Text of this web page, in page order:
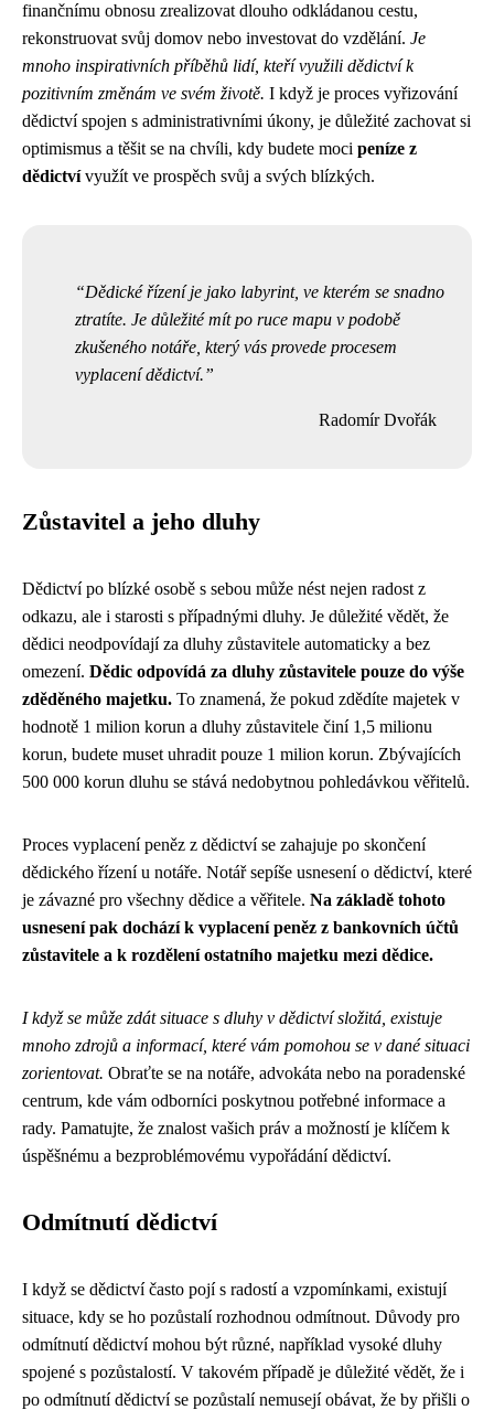
finančnímu obnosu zrealizovat dlouho odkládanou cestu,
rekonstruovat svůj domov nebo investovat do vzdělání. Je
mnoho inspirativních příběhů lidí, kteří využili dědictví k
pozitivním změnám ve svém životě. I když je proces vyřizování
dědictví spojen s administrativními úkony, je důležité zachovat si
optimismus a těšit se na chvíli, kdy budete moci peníze z
dědictvívyužít ve prospěch svůj a svých blízkých.
Dědické řízení je jako labyrint, ve kterém se snadno
ztratíte. Je důležité mít po ruce mapu v podobě
zkušeného notáře, který vás provede procesem
vyplacení dědictví.
Radomír Dvořák
Zůstavitel a jeho dluhy
Dědictví po blízké osobě s sebou může nést nejen radost z
odkazu, ale i starosti s případnými dluhy. Je důležité vědět, že
dědici neodpovídají za dluhy zůstavitele automaticky a bez
omezení. Dědic odpovídá za dluhy zůstavitele pouze do výše
zděděného majetku. To znamená, že pokud zdědíte majetek v
hodnotě 1 milion korun a dluhy zůstavitele činí 1,5 milionu
korun, budete muset uhradit pouze 1 milion korun. Zbývajících
500 000 korun dluhu se stává nedobytnou pohledávkou věřitelů.
Proces vyplacení peněz z dědictví se zahajuje po skončení
dědického řízení u notáře. Notář sepíše usnesení o dědictví, které
je závazné pro všechny dědice a věřitele. Na základě tohoto
usnesení pak dochází k vyplacení peněz z bankovních účtů
zůstavitele a k rozdělení ostatního majetku mezi dědice.
I když se může zdát situace s dluhy v dědictví složitá, existuje
mnoho zdrojů a informací, které vám pomohou se v dané situaci
zorientovat. Obraťte se na notáře, advokáta nebo na poradenské
centrum, kde vám odborníci poskytnou potřebné informace a
rady. Pamatujte, že znalost vašich práv a možností je klíčem k
úspěšnému a bezproblémovému vypořádání dědictví.
Odmítnutí dědictví
I když se dědictví často pojí s radostí a vzpomínkami, existují
situace, kdy se ho pozůstalí rozhodnou odmítnout. Důvody pro
odmítnutí dědictví mohou být různé, například vysoké dluhy
spojené s pozůstalostí. V takovém případě je důležité vědět, že i
po odmítnutí dědictví se pozůstalí nemusejí obávat, že by přišli o